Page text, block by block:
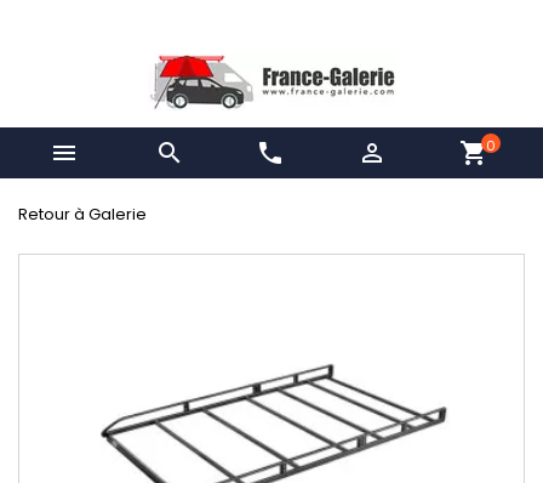
  phone  shopping_cart0
Retour à Galerie